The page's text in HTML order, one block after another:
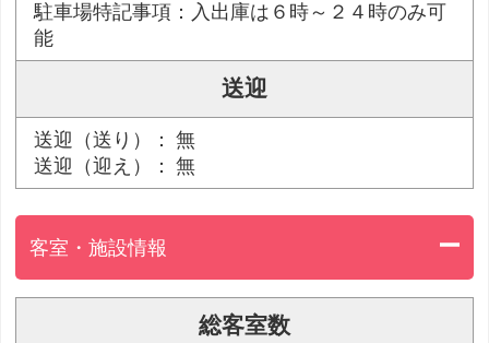
駐車場特記事項：入出庫は６時～２４時のみ可
能
送迎
送迎（送り）： 無
送迎（迎え）： 無
客室・施設情報
総客室数